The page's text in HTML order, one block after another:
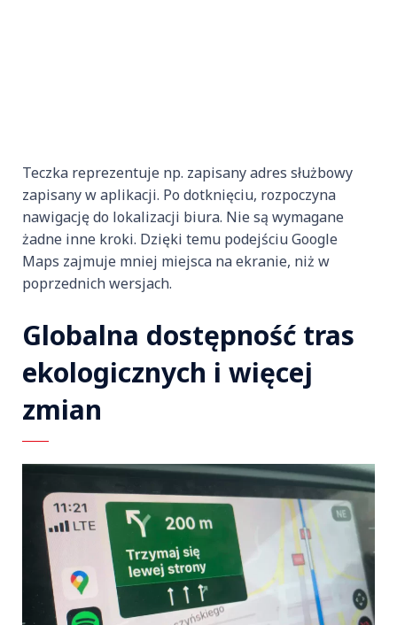
Teczka reprezentuje np. zapisany adres służbowy
zapisany w aplikacji. Po dotknięciu, rozpoczyna
nawigację do lokalizacji biura. Nie są wymagane
żadne inne kroki. Dzięki temu podejściu Google
Maps zajmuje mniej miejsca na ekranie, niż w
poprzednich wersjach.
Globalna dostępność tras
ekologicznych i więcej
zmian